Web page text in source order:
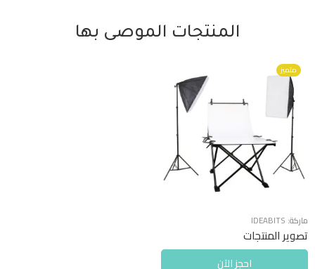
المنتجات الموصى بها
متميز
ماركة: IDEABITS
تصوير المنتجات
احجز الآن